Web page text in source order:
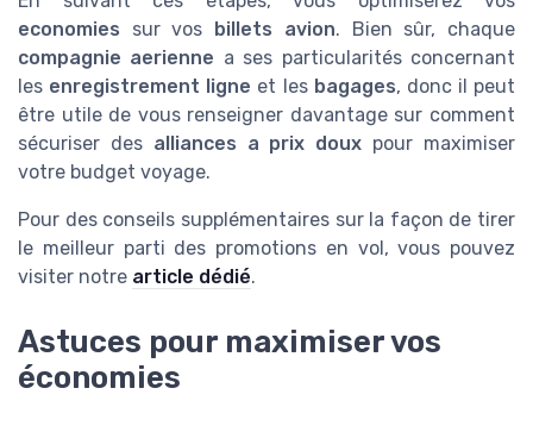
economies sur vos billets avion. Bien sûr, chaque
compagnie aerienne a ses particularités concernant
les enregistrement ligne et les bagages, donc il peut
être utile de vous renseigner davantage sur comment
sécuriser des alliances a prix doux pour maximiser
votre budget voyage.
Pour des conseils supplémentaires sur la façon de tirer
le meilleur parti des promotions en vol, vous pouvez
visiter notre article dédié.
Astuces pour maximiser vos
économies